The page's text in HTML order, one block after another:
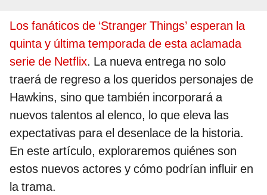
Los fanáticos de ‘Stranger Things’ esperan la
quinta y última temporada de esta aclamada
serie de Netflix. La nueva entrega no solo
traerá de regreso a los queridos personajes de
Hawkins, sino que también incorporará a
nuevos talentos al elenco, lo que eleva las
expectativas para el desenlace de la historia.
En este artículo, exploraremos quiénes son
estos nuevos actores y cómo podrían influir en
la trama.